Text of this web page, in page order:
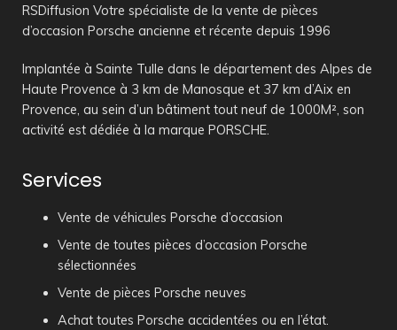
RSDiffusion Votre spécialiste de la vente de pièces
d’occasion Porsche ancienne et récente depuis 1996
Implantée à Sainte Tulle dans le département des Alpes de
Haute Provence à 3 km de Manosque et 37 km d’Aix en
Provence, au sein d’un bâtiment tout neuf de 1000M², son
activité est dédiée à la marque PORSCHE.
Services
Vente de véhicules Porsche d’occasion
Vente de toutes pièces d’occasion Porsche
sélectionnées
Vente de pièces Porsche neuves
Achat toutes Porsche accidentées ou en l’état.